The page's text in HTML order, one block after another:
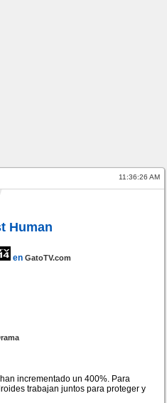
11:36:26 AM
Human
en GatoTV.com
incrementado un 400%. Para
trabajan juntos para proteger y